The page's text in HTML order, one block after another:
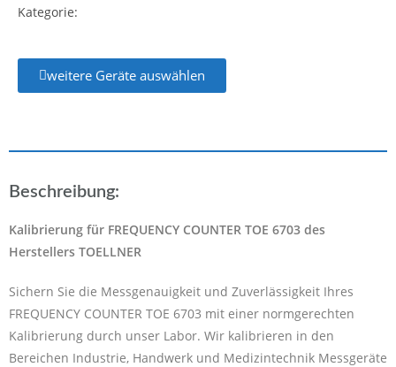
Kategorie:
weitere Geräte auswählen
Beschreibung:
Kalibrierung für FREQUENCY COUNTER TOE 6703 des
Herstellers TOELLNER
Sichern Sie die Messgenauigkeit und Zuverlässigkeit Ihres
FREQUENCY COUNTER TOE 6703 mit einer normgerechten
Kalibrierung durch unser Labor. Wir kalibrieren in den
Bereichen Industrie, Handwerk und Medizintechnik Messgeräte